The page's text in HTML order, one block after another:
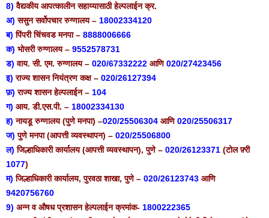
8) वैद्यकीय आपत्कालीन सहाय्यासाठी हेल्पलाईन क्र.
अ) ससुन सर्वोपचार रुग्णालय – 18002334120
ब) पिंपरी चिंचवड मनपा – 8888006666
क) भोसरी रुग्णालय – 9552578731
ड) वाय. सी. एम. रुग्णालय – 020/67332222 आणि020/27423456
इ) राज्य शासन नियंत्रण कक्ष – 020/26127394
फ़) राज्य शासन हेल्पलाईन – 104
ग) आय. डी.एस.पी. – 18002334130
ह) नायडू रुग्णालय (पुणे मनपा) –020/25506304 आणि020/25506317
ज) पुणे मनपा (आपत्ती व्यवस्थापन) – 020/25506800
ल) जिल्हाधिकारी कार्यालय (आपत्ती व्यवस्थापन), पुणे – 020/26123371 (टोल फ़्री
1077)
म) जिल्हाधिकारी कार्यालय, पुरवठा शाखा, पुणे – 020/26123743 आणि
9420756760
9) अन्न व औषध प्रशासन हेल्पलाईन क्रमांक- 1800222365